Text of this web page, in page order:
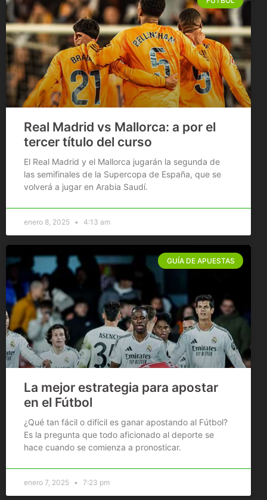
Real Madrid vs Mallorca: a por el
tercer título del curso
El Real Madrid y el Mallorca jugarán la segunda de
las semifinales de la Supercopa de España, que se
volverá a jugar en Arabia Saudí.
enero 8, 2025 4:13 am
GUÍA DE APUESTAS
La mejor estrategia para apostar
en el Fútbol
¿Qué tan fácil o difícil es ganar apostando al Fútbol?
Es la pregunta que todo aficionado al deporte se
hace cuando se comienza a pronosticar.
enero 7, 2025 7:23 pm